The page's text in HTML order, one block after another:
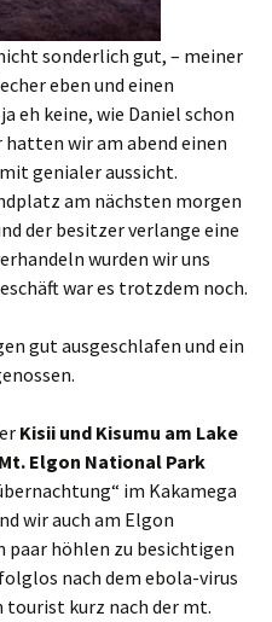
sonderlich gut, – meiner
eben und einen
eh keine, wie Daniel schon
wir am abend einen
genialer aussicht.
am nächsten morgen
der besitzer verlange eine
wurden wir uns
war es trotzdem noch.
gut ausgeschlafen und ein
Kisii und Kisumu am Lake
Elgon National Park
im Kakamega
wir auch am Elgon
paar höhlen zu besichtigen
nach dem ebola-virus
tourist kurz nach der mt.